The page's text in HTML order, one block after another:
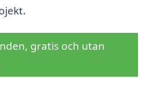
gratis och utan